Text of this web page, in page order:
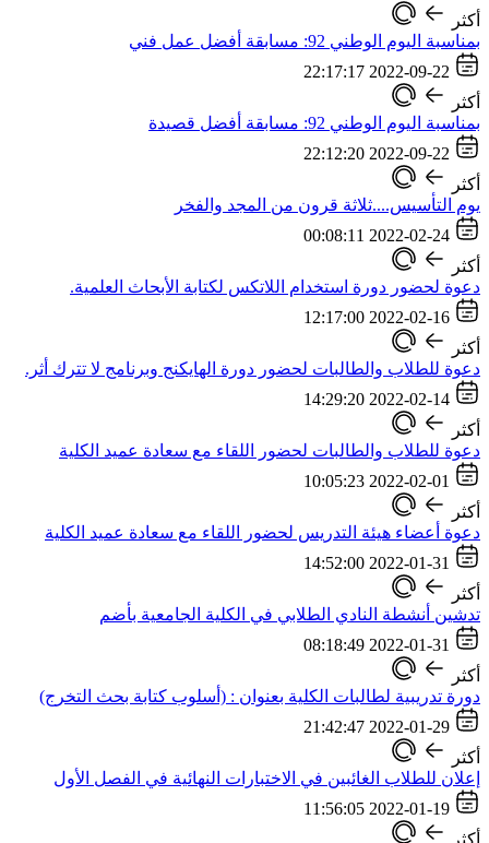
أكثر
بمناسبة اليوم الوطني 92: مسابقة أفضل عمل فني
2022-09-22 22:17:17
أكثر
بمناسبة اليوم الوطني 92: مسابقة أفضل قصيدة
2022-09-22 22:12:20
أكثر
يوم التأسيس....ثلاثة قرون من المجد والفخر
2022-02-24 00:08:11
أكثر
دعوة لحضور دورة استخدام اللاتكس لكتابة الأبحاث العلمية.
2022-02-16 12:17:00
أكثر
دعوة للطلاب والطالبات لحضور دورة الهايكنج وبرنامج لا تترك أثر.
2022-02-14 14:29:20
أكثر
دعوة للطلاب والطالبات لحضور اللقاء مع سعادة عميد الكلية
2022-02-01 10:05:23
أكثر
دعوة أعضاء هيئة التدريس لحضور اللقاء مع سعادة عميد الكلية
2022-01-31 14:52:00
أكثر
تدشين أنشطة النادي الطلابي في الكلية الجامعية بأضم
2022-01-31 08:18:49
أكثر
دورة تدريبية لطالبات الكلية بعنوان : (أسلوب كتابة بحث التخرج)
2022-01-29 21:42:47
أكثر
إعلان للطلاب الغائبين في الاختبارات النهائية في الفصل الأول
2022-01-19 11:56:05
أكثر